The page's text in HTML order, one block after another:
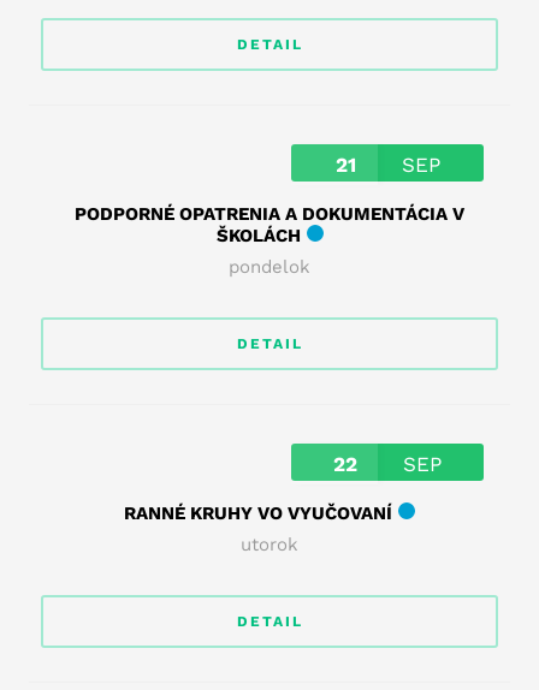
DETAIL
21 SEP
PODPORNÉ OPATRENIA A DOKUMENTÁCIA V
ŠKOLÁCH
pondelok
DETAIL
22 SEP
RANNÉ KRUHY VO VYUČOVANÍ
utorok
DETAIL